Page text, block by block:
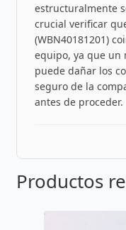
estructuralmente
crucial verificar
(WBN40181201)
equipo, ya que un
puede dañar los
seguro de la
antes de proceder.
Productos